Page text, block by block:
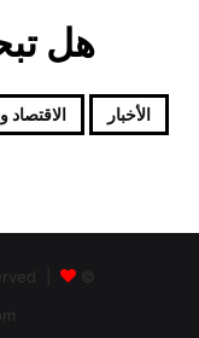
هل
الأخبار الاقتصاد
© Copyright 2026, All Rights Reserved |